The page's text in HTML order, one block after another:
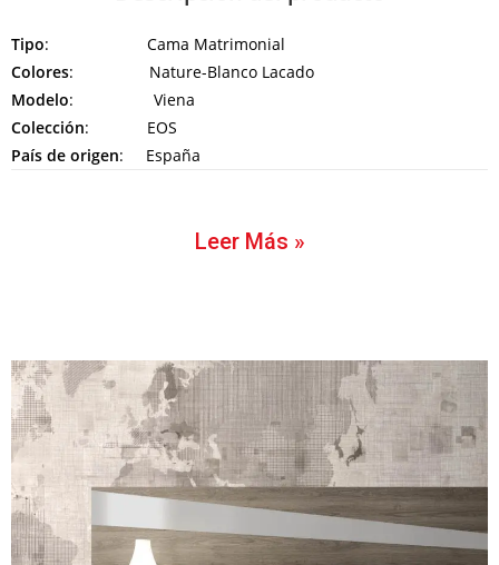
Tipo: Cama Matrimonial
Colores: Nature-Blanco Lacado
Modelo: Viena
Colección: EOS
País de origen: España
Leer Más »